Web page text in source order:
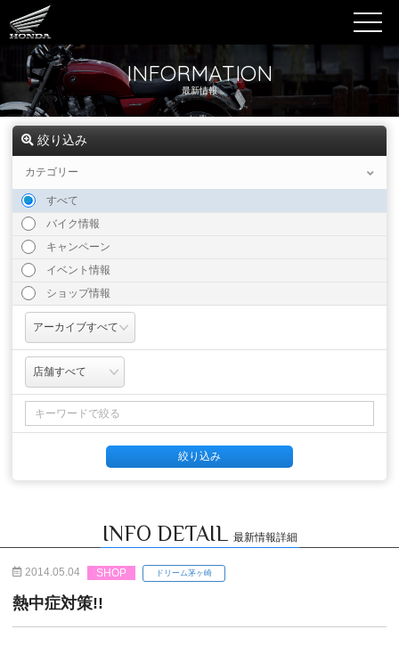
INFORMATION
最新情報
絞り込み
カテゴリー
すべて
バイク情報
キャンペーン
イベント情報
ショップ情報
INFO DETAIL 最新情報詳細
2014.05.04 SHOP ドリーム茅ヶ崎
熱中症対策!!